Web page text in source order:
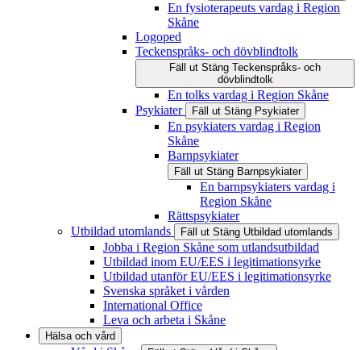
En fysioterapeuts vardag i Region
Skåne
Logoped
Teckenspråks- och dövblindtolk
Fäll ut Stäng Teckenspråks- och
dövblindtolk
En tolks vardag i Region Skåne
Psykiater
Fäll ut Stäng Psykiater
En psykiaters vardag i Region
Skåne
Barnpsykiater
Fäll ut Stäng Barnpsykiater
En barnpsykiaters vardag i
Region Skåne
Rättspsykiater
Utbildad utomlands
Fäll ut Stäng Utbildad utomlands
Jobba i Region Skåne som utlandsutbildad
Utbildad inom EU/EES i legitimationsyrke
Utbildad utanför EU/EES i legitimationsyrke
Svenska språket i vården
International Office
Leva och arbeta i Skåne
Hälsa och vård